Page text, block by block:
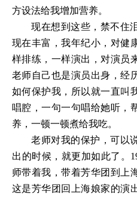
方设法给我增加营养。
现在想到这些，禁不住
现在丰富，我年纪小，对健
样排练，一样演出，对演员
老师自己也是演员出身，经
如何保护我，所以就一直叫
唱腔，一句一句唱给她听，
养，一顿一顿煮给我吃。
老师对我的保护，可以
出的时候，就更加如此了。
师带着我，带着芳华团到上
这是芳华团回上海娘家的演